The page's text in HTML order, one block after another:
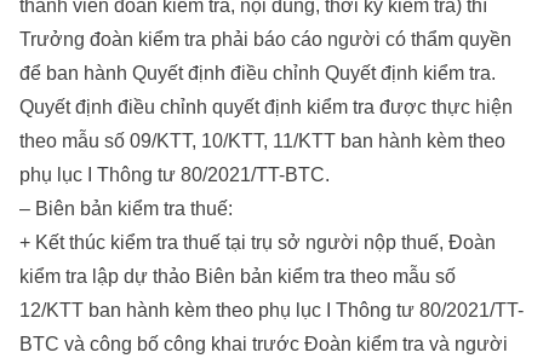
thành viên đoàn kiểm tra, nội dung, thời kỳ kiểm tra) thì
Trưởng đoàn kiểm tra phải báo cáo người có thẩm quyền
để ban hành Quyết định điều chỉnh Quyết định kiểm tra.
Quyết định điều chỉnh quyết định kiểm tra được thực hiện
theo mẫu số 09/KTT, 10/KTT, 11/KTT ban hành kèm theo
phụ lục I Thông tư 80/2021/TT-BTC.
– Biên bản kiểm tra thuế:
+ Kết thúc kiểm tra thuế tại trụ sở người nộp thuế, Đoàn
kiểm tra lập dự thảo Biên bản kiểm tra theo mẫu số
12/KTT ban hành kèm theo phụ lục I Thông tư 80/2021/TT-
BTC và công bố công khai trước Đoàn kiểm tra và người